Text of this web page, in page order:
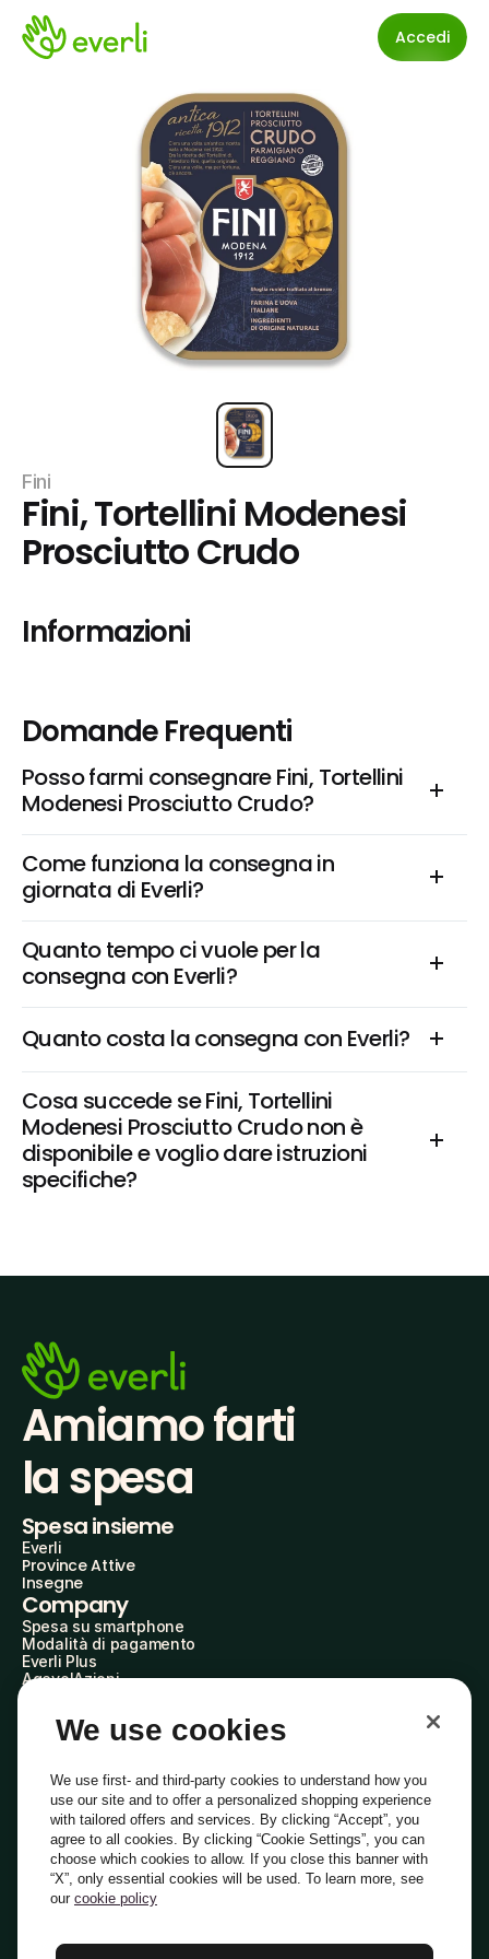
Accedi
Fini
Fini, Tortellini Modenesi
Prosciutto Crudo
Informazioni
Domande Frequenti
Posso farmi consegnare Fini, Tortellini
Modenesi Prosciutto Crudo?
Come funziona la consegna in
giornata di Everli?
Quanto tempo ci vuole per la
consegna con Everli?
Quanto costa la consegna con Everli?
Cosa succede se Fini, Tortellini
Modenesi Prosciutto Crudo non è
disponibile e voglio dare istruzioni
specifiche?
Amiamo farti
la spesa
Spesa insieme
Everli
Province Attive
Insegne
Company
Spesa su smartphone
Modalità di pagamento
Everli Plus
AgevolAzioni
Everli Shoppers
Scopri chi siamo
Domande frequenti
Lavora con noi
Diventa Shopper
Investitori
PrivacyCookiePreferenze Cookie
Termini e Condizioni
Italiano
We use cookies
We use first- and third-party cookies to understand how you
use our site and to offer a personalized shopping experience
with tailored offers and services. By clicking “Accept”, you
agree to all cookies. By clicking “Cookie Settings”, you can
choose which cookies to allow. If you close this banner with
“X”, only essential cookies will be used. To learn more, see
our cookie policy